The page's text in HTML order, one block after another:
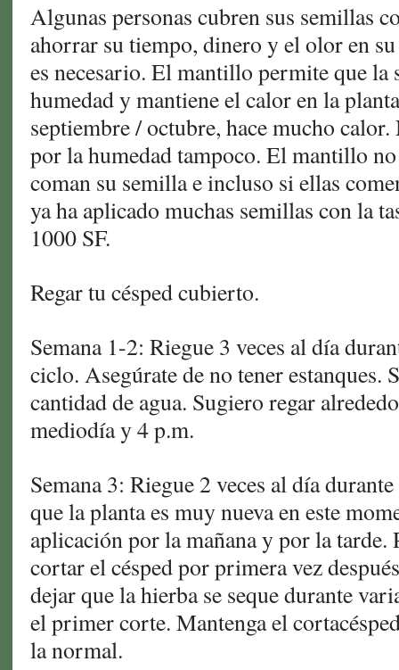
Algunas personas cubren sus semillas
ahorrar su tiempo, dinero y el olor en
es necesario. El mantillo permite que la
humedad y mantiene el calor en la
septiembre / octubre, hace mucho
por la humedad tampoco. El mantillo no
coman su semilla e incluso si ellas
ya ha aplicado muchas semillas con la
1000 SF.
Regar tu césped cubierto.
Semana 1-2: Riegue 3 veces al día
ciclo. Asegúrate de no tener estanques.
cantidad de agua. Sugiero regar
mediodía y 4 p.m.
Semana 3: Riegue 2 veces al día
que la planta es muy nueva en este
aplicación por la mañana y por la tarde.
cortar el césped por primera vez
dejar que la hierba se seque durante
el primer corte. Mantenga el
la normal.